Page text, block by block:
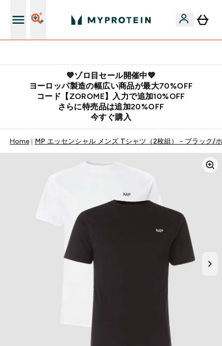
💙ゾロ目セール開催中💙
ヨーロッパ製造の幅広い商品が最大70%OFF
コード【ZOROME】入力で追加10%OFF
さらに特売品は追加20%OFF
今すぐ購入
Home MP エッセンシャル メンズ Tシャツ（2枚組） - ブラック/